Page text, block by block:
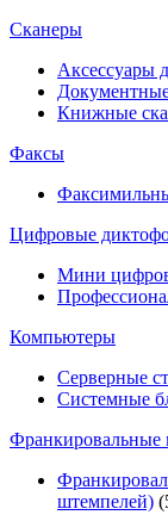
Сканеры
Аксессуары
Книжные
Факсы
Цифровые
Мини
Компьютеры
Серверные
Системные
штемпелей)